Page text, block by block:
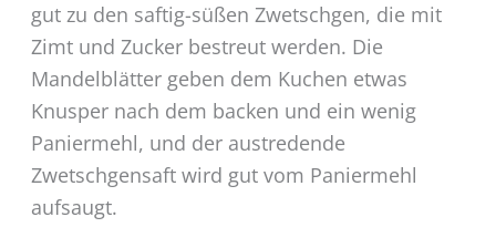
gut zu den saftig-süßen Zwetschgen, die mit
Zimt und Zucker bestreut werden. Die
Mandelblätter geben dem Kuchen etwas
Knusper nach dem backen und ein wenig
Paniermehl, und der austredende
Zwetschgensaft wird gut vom Paniermehl
aufsaugt.